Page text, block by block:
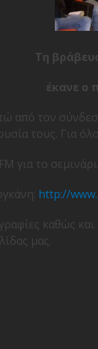
Τη
έκανε ο
από τον
τους. Για
για το
http://
καθώς και
μας.